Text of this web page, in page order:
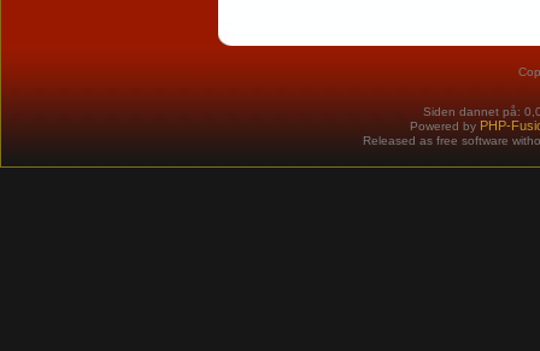
Siden dannet på:
Powered by PHP-
Released as free software